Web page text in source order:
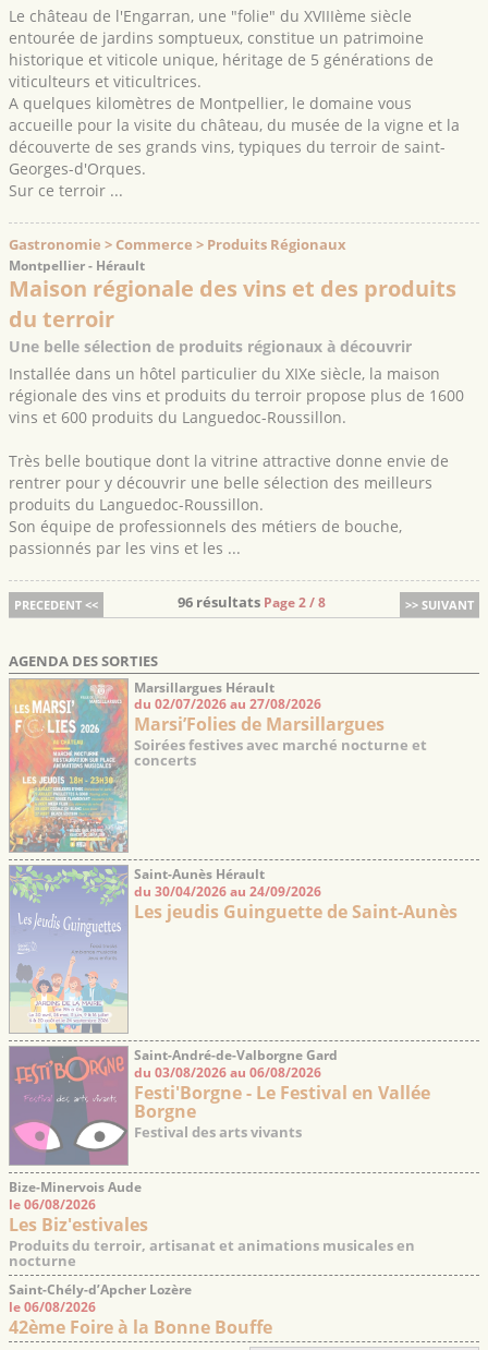
Le château de l'Engarran, une "folie" du XVIIIème siècle
entourée de jardins somptueux, constitue un patrimoine
historique et viticole unique, héritage de 5 générations de
viticulteurs et viticultrices.
A quelques kilomètres de Montpellier, le domaine vous
accueille pour la visite du château, du musée de la vigne et la
découverte de ses grands vins, typiques du terroir de saint-
Georges-d'Orques.
Sur ce terroir ...
Gastronomie > Commerce > Produits Régionaux
Montpellier - Hérault
Maison régionale des vins et des produits
du terroir
Une belle sélection de produits régionaux à découvrir
Installée dans un hôtel particulier du XIXe siècle, la maison
régionale des vins et produits du terroir propose plus de 1600
vins et 600 produits du Languedoc-Roussillon.
Très belle boutique dont la vitrine attractive donne envie de
rentrer pour y découvrir une belle sélection des meilleurs
produits du Languedoc-Roussillon.
Son équipe de professionnels des métiers de bouche,
passionnés par les vins et les ...
PRECEDENT << >> SUIVANT
96 résultats Page 2 / 8
AGENDA DES SORTIES
Marsillargues Hérault
du 02/07/2026 au 27/08/2026
Marsi’Folies de Marsillargues
Soirées festives avec marché nocturne et
concerts
Saint-Aunès Hérault
du 30/04/2026 au 24/09/2026
Les jeudis Guinguette de Saint-Aunès
Saint-André-de-Valborgne Gard
du 03/08/2026 au 06/08/2026
Festi'Borgne - Le Festival en Vallée
Borgne
Festival des arts vivants
Bize-Minervois Aude
le 06/08/2026
Les Biz'estivales
Produits du terroir, artisanat et animations musicales en
nocturne
Saint-Chély-d’Apcher Lozère
le 06/08/2026
42ème Foire à la Bonne Bouffe